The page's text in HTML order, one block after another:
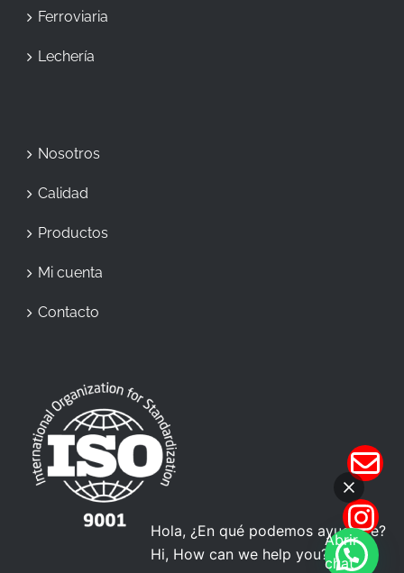
Ferroviaria
Lechería
Nosotros
Calidad
Productos
Mi cuenta
Contacto
Abrir
chat
Hola, ¿En qué podemos ayudarte?
Hi, How can we help you?